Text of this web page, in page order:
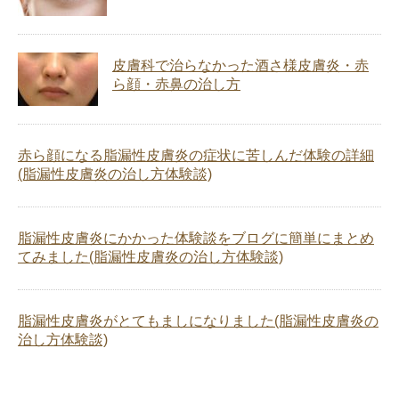
皮膚科で治らなかった酒さ様皮膚炎・赤
ら顔・赤鼻の治し方
赤ら顔になる脂漏性皮膚炎の症状に苦しんだ体験の詳細
(脂漏性皮膚炎の治し方体験談)
脂漏性皮膚炎にかかった体験談をブログに簡単にまとめ
てみました(脂漏性皮膚炎の治し方体験談)
脂漏性皮膚炎がとてもましになりました(脂漏性皮膚炎の
治し方体験談)